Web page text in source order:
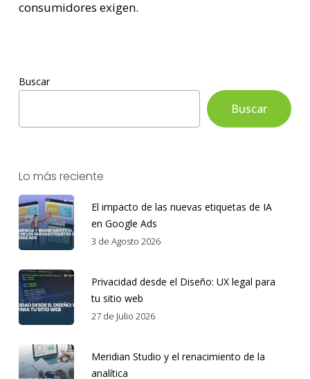
consumidores exigen.
Buscar
Buscar
Lo más reciente
El impacto de las nuevas etiquetas de IA
en Google Ads
3 de Agosto 2026
Privacidad desde el Diseño: UX legal para
tu sitio web
27 de Julio 2026
Meridian Studio y el renacimiento de la
analítica